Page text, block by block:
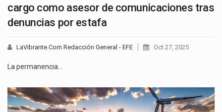
cargo como asesor de comunicaciones tras
denuncias por estafa
LaVibrante.Com Redacción General - EFE Oct 27, 2025
La permanencia…